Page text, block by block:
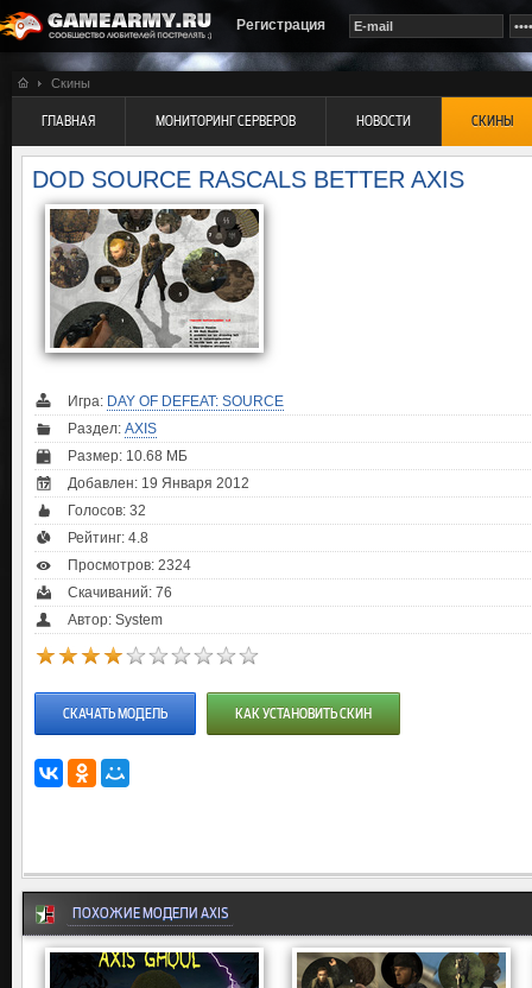
Регистрация
Скины
ГЛАВНАЯ МОНИТОРИНГ СЕРВЕРОВ НОВОСТИ СКИНЫ
DOD SOURCE RASCALS BETTER AXIS
Игра: DAY OF DEFEAT: SOURCE
Раздел: AXIS
Размер: 10.68 МБ
Добавлен: 19 Января 2012
Голосов: 32
Рейтинг: 4.8
Просмотров: 2324
Скачиваний: 76
Автор: System
СКАЧАТЬ МОДЕЛЬ КАК УСТАНОВИТЬ СКИН
ПОХОЖИЕ МОДЕЛИ AXIS